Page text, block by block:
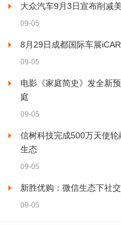
大众汽车9月3日宣布削减
09-05
8月29日成都国际车展
09-05
电影《家庭简史》发全新
庭
09-05
信树科技完成500万天使
生态
09-05
新胜优购：微信生态下社
09-05